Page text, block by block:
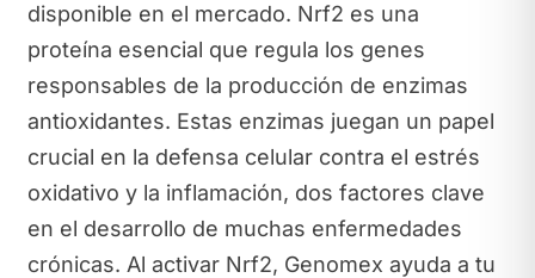
disponible en el mercado. Nrf2 es una
proteína esencial que regula los genes
responsables de la producción de enzimas
antioxidantes. Estas enzimas juegan un papel
crucial en la defensa celular contra el estrés
oxidativo y la inflamación, dos factores clave
en el desarrollo de muchas enfermedades
crónicas. Al activar Nrf2, Genomex ayuda a tu